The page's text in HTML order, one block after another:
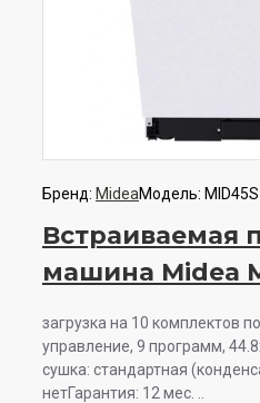
Бренд: MideaМодель:
Встраиваемая
машина Midea
загрузка на 10 комплектов
управление, 9 программ,
сушка: стандартная
нетГарантия: 12 мес. ..